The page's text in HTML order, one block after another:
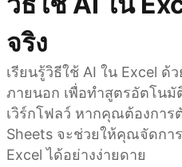
จริง
เรียนรู้วิธีใช้ AI ใน Excel ด้
ภายนอก เพื่อทำสูตรอัตโนมั
เวิร์กโฟลว์ หากคุณต้องการ
Sheets จะช่วยให้คุณจัดกา
Excel ได้อย่างง่ายดาย